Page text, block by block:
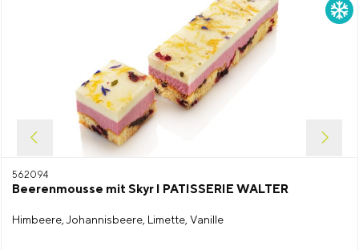
562094
Beerenmousse mit Skyr I PATISSERIE WALTER
Himbeere, Johannisbeere, Limette, Vanille